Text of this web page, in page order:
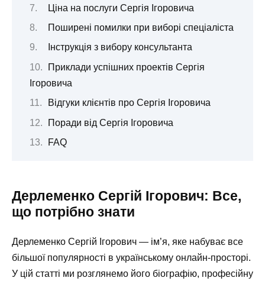
Ціна на послуги Сергія Ігоровича
Поширені помилки при виборі спеціаліста
Інструкція з вибору консультанта
Приклади успішних проектів Сергія
Ігоровича
Відгуки клієнтів про Сергія Ігоровича
Поради від Сергія Ігоровича
FAQ
Дерлеменко Сергій Ігорович: Все,
що потрібно знати
Дерлеменко Сергій Ігорович — ім’я, яке набуває все
більшої популярності в українському онлайн-просторі.
У цій статті ми розглянемо його біографію, професійну